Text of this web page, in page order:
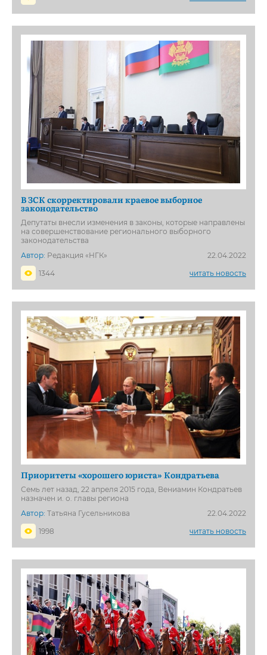
В ЗСК скорректировали краевое выборное
законодательство
Депутаты внесли изменения в законы, которые направлены
на совершенствование регионального выборного
законодательства
Автор: Редакция «НГК»
22.04.2022
1344
читать новость
Приоритеты «хорошего юриста» Кондратьева
Семь лет назад, 22 апреля 2015 года, Вениамин Кондратьев
назначен и. о. главы региона
Автор: Татьяна Гусельникова
22.04.2022
1998
читать новость